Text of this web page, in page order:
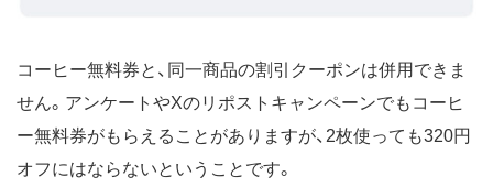
コーヒー無料券と、同一商品の割引クーポンは併用できま
せん。アンケートやXのリポストキャンペーンでもコーヒ
ー無料券がもらえることがありますが、2枚使っても320円
オフにはならないということです。